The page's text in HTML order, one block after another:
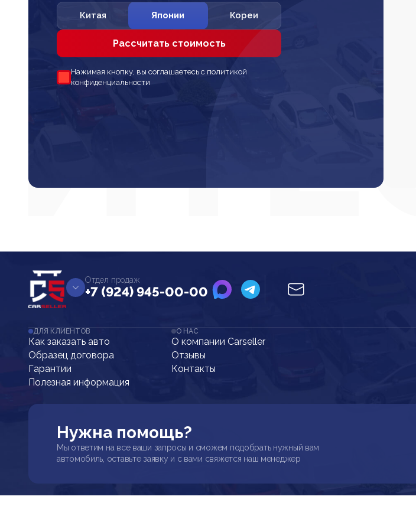
Китая Японии Кореи
Рассчитать стоимость
Нажимая кнопку, вы соглашаетесь с политикой
конфиденциальности
Отдел продаж
+7 (924) 945-00-00
ДЛЯ КЛИЕНТОВ
Как заказать авто
Образец договора
Гарантии
Полезная информация
О НАС
О компании Carseller
Отзывы
Контакты
Нужна помощь?
Мы ответим на все ваши запросы и сможем подобрать нужный вам
автомобиль, оставьте заявку и с вами свяжется наш менеджер